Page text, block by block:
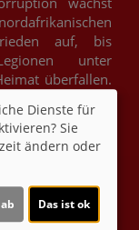
auf, bis
unter
überfallen.
von
das
Lucius ums
Dienste für
Sie
ändern oder
Das ist ok